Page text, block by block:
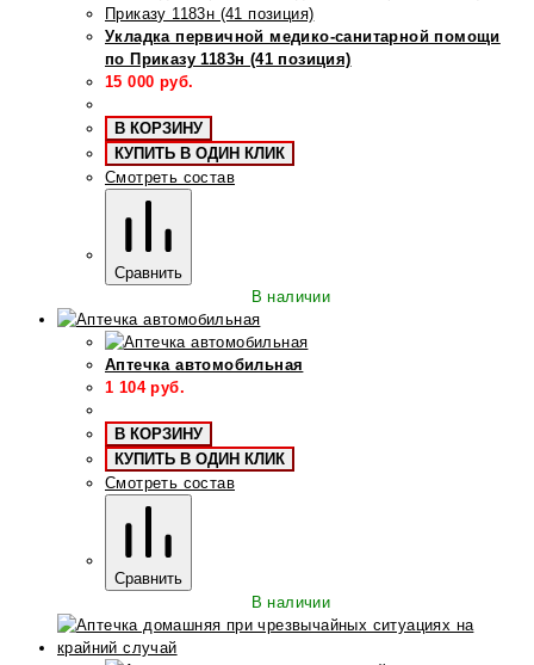
Укладка первичной медико-санитарной помощи
по Приказу 1183н (41 позиция)
15 000 руб.
В КОРЗИНУ
КУПИТЬ В ОДИН КЛИК
Смотреть состав
Сравнить
В наличии
Аптечка автомобильная
1 104руб.
В КОРЗИНУ
КУПИТЬ В ОДИН КЛИК
Смотреть состав
Сравнить
В наличии